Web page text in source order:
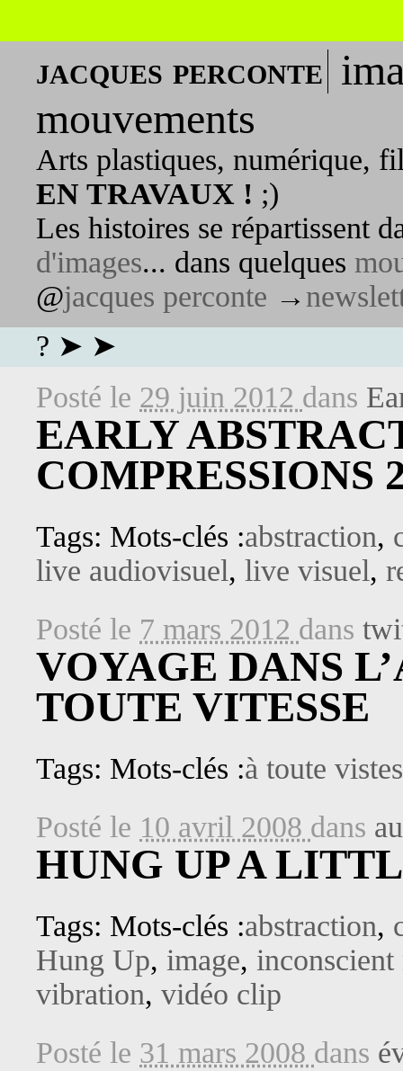
jacques perconte
mouvements
Arts plastiques, numérique,
EN TRAVAUX ! ;)
Les histoires se répartissent
d'images... dans quelques
@jacques perconte →
? ➤ ➤
Posté le 29 juin 2012 dans
EARLY
COMPRESSIONS
Tags: Mots-clés :abstraction,
live audiovisuel, live visuel,
Posté le 7 mars 2012 dans
VOYAGE DANS
TOUTE VITESSE
Tags: Mots-clés :à toute
Posté le 10 avril 2008 dans
HUNG UP A
Tags: Mots-clés :abstraction,
Hung Up, image,
vibration, vidéo clip
Posté le 31 mars 2008 dans